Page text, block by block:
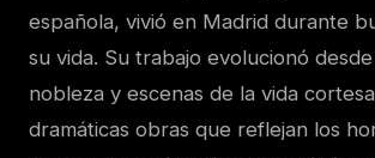
española, vivió en Madrid durante
su vida. Su trabajo evolucionó
nobleza y escenas de la vida
dramáticas obras que reflejan los